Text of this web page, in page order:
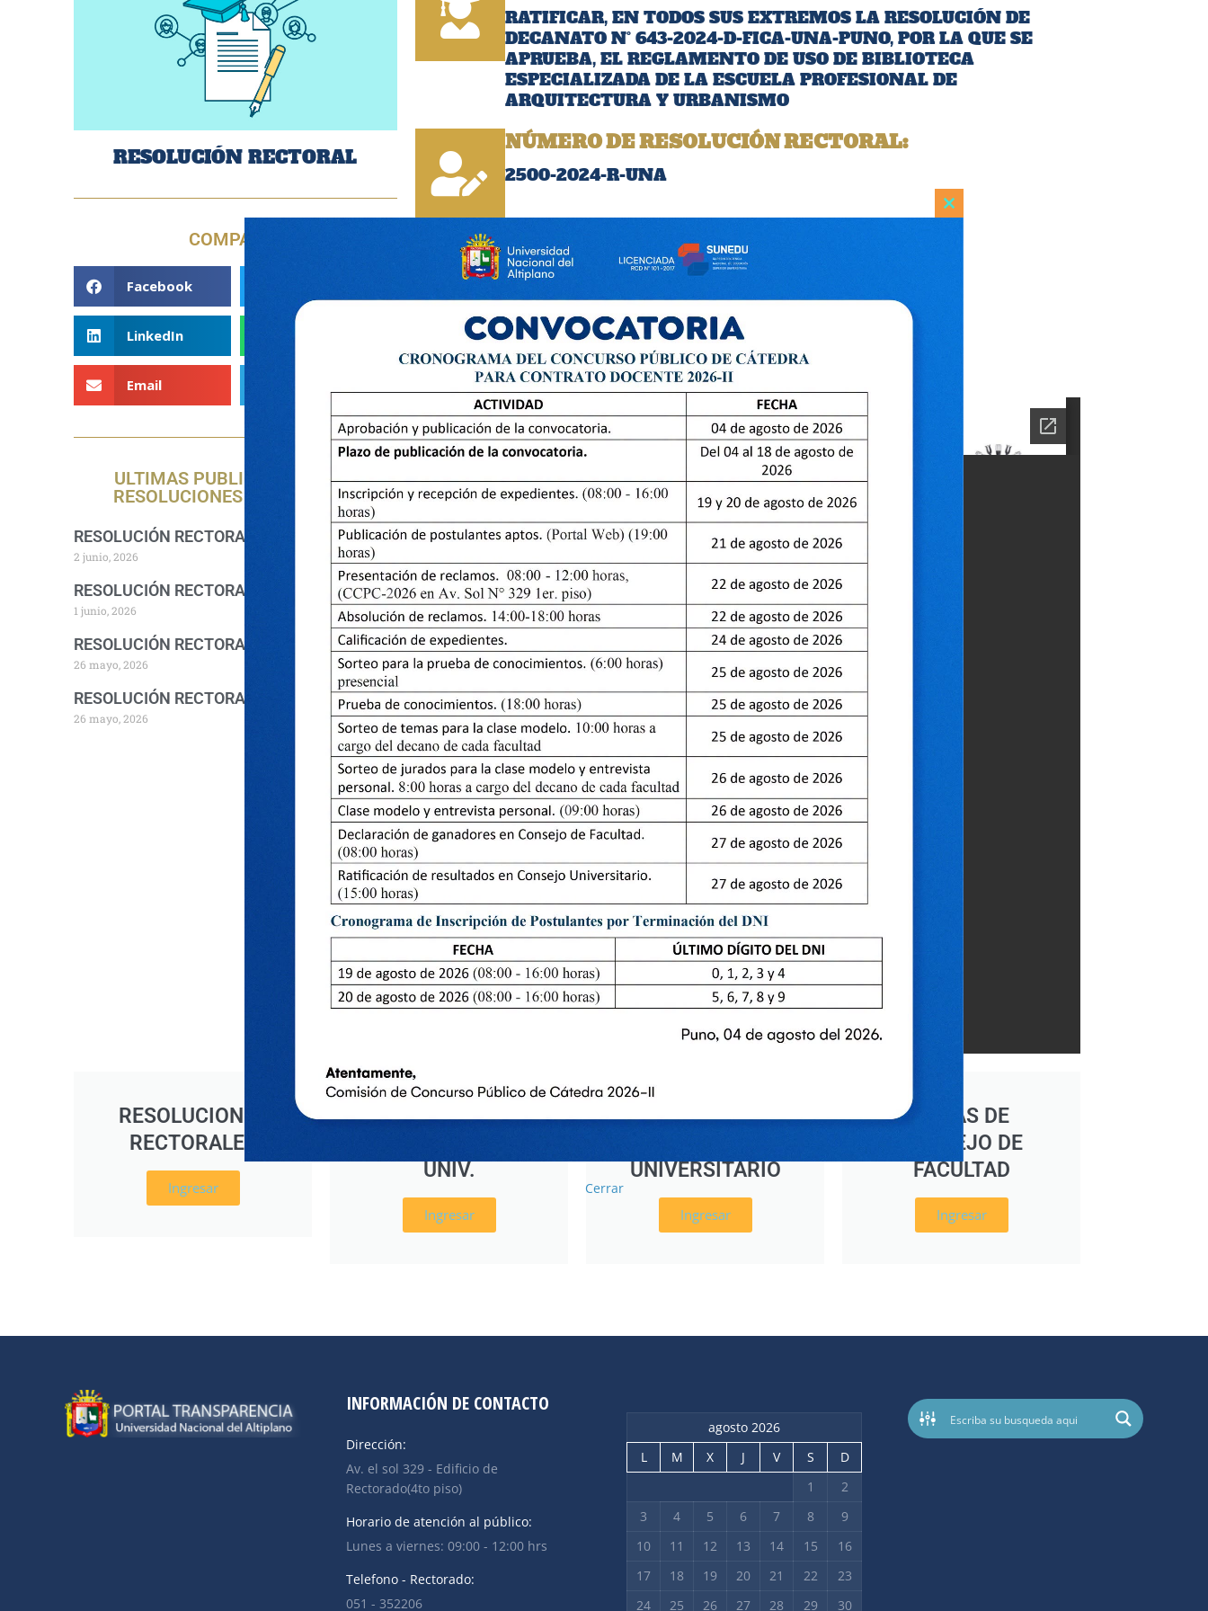
RESOLUCIÓN RECTORAL
COMPARTE
Facebook
LinkedIn
Email
ULTIMAS PUBLICACIONES DE
RESOLUCIONES RECTORALES
RESOLUCIÓN RECTORAL 1157-2026-R-UNA
2 junio, 2026
RESOLUCIÓN RECTORAL 1140-2026-R-UNA
1 junio, 2026
RESOLUCIÓN RECTORAL 1094-2026-R-UNA
26 mayo, 2026
RESOLUCIÓN RECTORAL 1076-2026-R-UNA
26 mayo, 2026
RATIFICAR, EN TODOS SUS EXTREMOS LA RESOLUCIÓN DE
DECANATO N° 643-2024-D-FICA-UNA-PUNO, POR LA QUE SE
APRUEBA, EL REGLAMENTO DE USO DE BIBLIOTECA
ESPECIALIZADA DE LA ESCUELA PROFESIONAL DE
ARQUITECTURA Y URBANISMO
NÚMERO DE RESOLUCIÓN RECTORAL:
2500-2024-R-UNA
FECHA:
05/09/2024
Descargar Resolución
RESOLUCIONES
RECTORALES
Ingresar
RESOLUCIONES
UNIV.
Ingresar
ACTAS DE
UNIVERSITARIO
Ingresar
ACTAS DE
CONSEJO DE
FACULTAD
Ingresar
INFORMACIÓN DE CONTACTO
Dirección:
Av. el sol 329 - Edificio de
Rectorado(4to piso)
Horario de atención al público:
Lunes a viernes: 09:00 - 12:00 hrs
Telefono - Rectorado:
051 - 352206
agosto 2026
L
M X J V S
D
1
2
3
4 5 6 7 8
9
10
11 12 13 14 15
16
17
18 19 20 21 22
23
24
25 26 27 28 29 30
Close
Cerrar